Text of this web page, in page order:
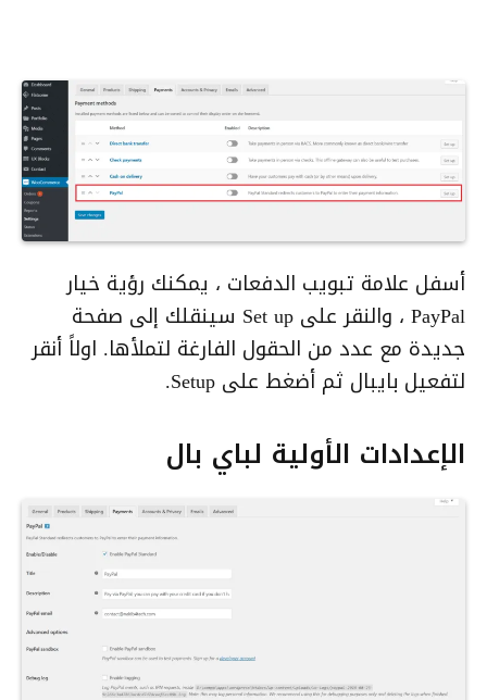
أسفل علامة تبويب الدفعات ، يمكنك رؤية خيار
PayPal ، والنقر على Set up سينقلك إلى صفحة
جديدة مع عدد من الحقول الفارغة لتملأها. اولاً أنقر
لتفعيل بايبال ثم أضغط على Setup.
الإعدادات الأولية لباي بال